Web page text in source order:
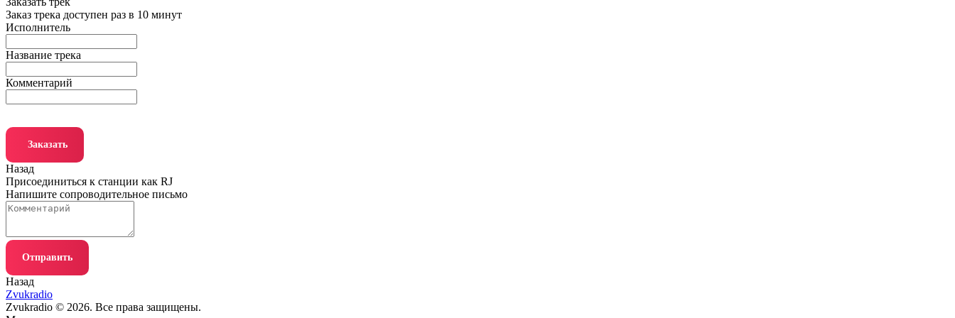
Заказ трека доступен раз в 10 минут
Исполнитель
Название трека
Комментарий
Заказать
Назад
Присоединиться к станции как RJ
Напишите сопроводительное письмо
Отправить
Назад
Zvukradio
Zvukradio © 2026. Все права защищены.